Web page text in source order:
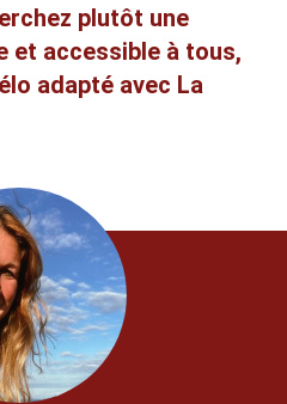
plutôt une
et accessible à tous,
adapté avec La